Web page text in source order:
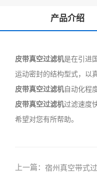
产品介绍
皮带真空过滤机是在引进
运动密封的结构型式，以
皮带真空过滤机自动化程
皮带真空过滤机过滤速度
希望对您有所帮助。
上一篇： 宿州真空带式